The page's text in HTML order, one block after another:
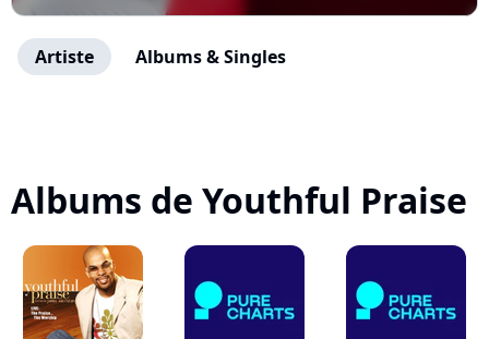
Artiste Albums & Singles
Albums de Youthful Praise